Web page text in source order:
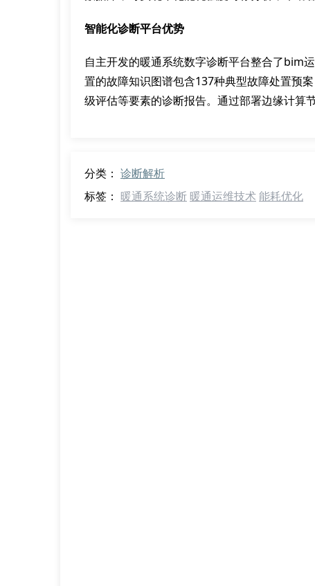
智能化诊断平台优势
自主开发的暖通系统数字诊断平台整合了bim
置的故障知识图谱包含137种典型故障处置预
级评估等要素的诊断报告。通过部署边缘计算
分类： 诊断解析
标签： 暖通系统诊断 暖通运维技术能耗优化